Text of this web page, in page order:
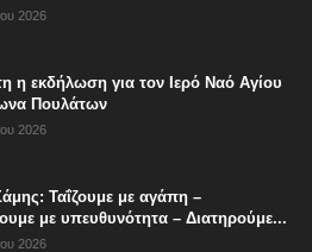
2026
η εκδήλωση για τον Ιερό Ναό Αγίου
Πουλάτων
2026
Ταΐζουμε με αγάπη –
με υπευθυνότητα – Διατηρούμε...
2026